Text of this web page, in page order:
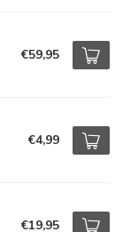
€59,95
€4,99
€19,95